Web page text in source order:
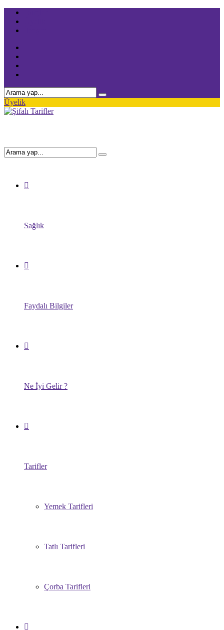
Üyelik
Sağlık
Faydalı Bilgiler
Ne İyi Gelir ?
Tarifler
Yemek Tarifleri
Tatlı Tarifleri
Çorba Tarifleri